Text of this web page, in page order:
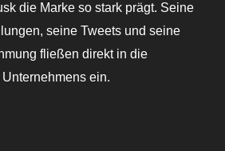
die Marke so stark prägt. Seine
seine Tweets und seine
fließen direkt in die
ein.